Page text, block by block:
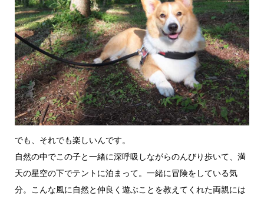
でも、それでも楽しいんです。
自然の中でこの子と一緒に深呼吸しながらのんびり歩いて、満
天の星空の下でテントに泊まって。一緒に冒険をしている気
分。こんな風に自然と仲良く遊ぶことを教えてくれた両親には